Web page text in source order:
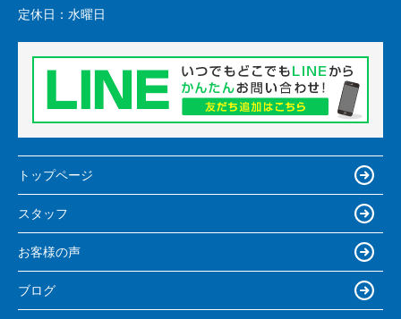
定休日： 水曜日
トップページ
スタッフ
お客様の声
ブログ